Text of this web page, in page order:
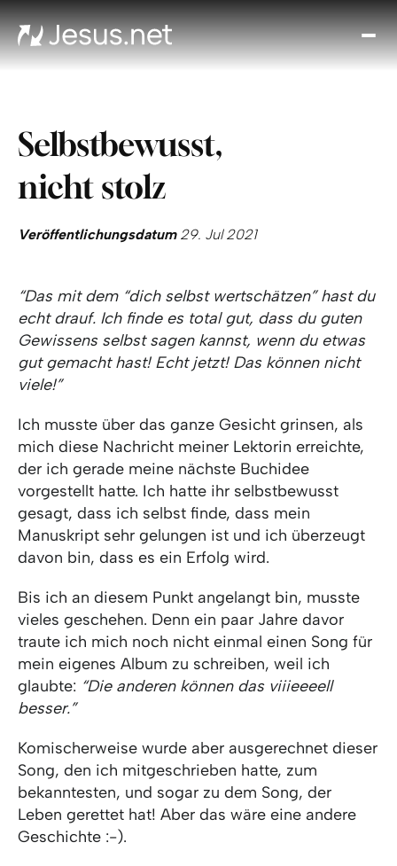
Selbstbewusst,
nicht stolz
Veröffentlichungsdatum29. Jul 2021
“Das mit dem “dich selbst wertschätzen” hast du
echt drauf. Ich finde es total gut, dass du guten
Gewissens selbst sagen kannst, wenn du etwas
gut gemacht hast! Echt jetzt! Das können nicht
viele!”
Ich musste über das ganze Gesicht grinsen, als
mich diese Nachricht meiner Lektorin erreichte,
der ich gerade meine nächste Buchidee
vorgestellt hatte. Ich hatte ihr selbstbewusst
gesagt, dass ich selbst finde, dass mein
Manuskript sehr gelungen ist und ich überzeugt
davon bin, dass es ein Erfolg wird.
Bis ich an diesem Punkt angelangt bin, musste
vieles geschehen. Denn ein paar Jahre davor
traute ich mich noch nicht einmal einen Song für
mein eigenes Album zu schreiben, weil ich
glaubte: “Die anderen können das viiieeeell
besser.”
Komischerweise wurde aber ausgerechnet dieser
Song, den ich mitgeschrieben hatte, zum
bekanntesten, und sogar zu dem Song, der
Leben gerettet hat! Aber das wäre eine andere
Geschichte :-).